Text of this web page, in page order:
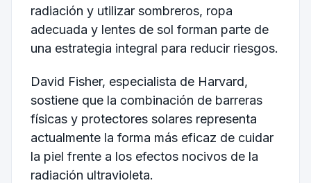
radiación y utilizar sombreros, ropa
adecuada y lentes de sol forman parte de
una estrategia integral para reducir riesgos.
David Fisher, especialista de Harvard,
sostiene que la combinación de barreras
físicas y protectores solares representa
actualmente la forma más eficaz de cuidar
la piel frente a los efectos nocivos de la
radiación ultravioleta.